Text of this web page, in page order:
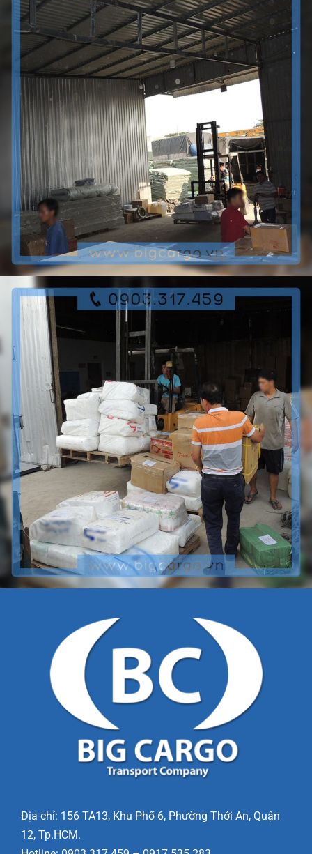
Địa chỉ: 156 TA13, Khu Phố 6, Phường Thới An, Quận
12, Tp.HCM.